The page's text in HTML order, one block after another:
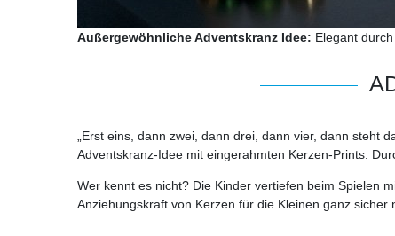
Außergewöhnliche Adventskranz Idee: Elegant
„Erst eins, dann zwei, dann drei, dann vier, dann steht
Adventskranz-Idee mit eingerahmten Kerzen-Prints.
Wer kennt es nicht? Die Kinder vertiefen beim Spielen
Anziehungskraft von Kerzen für die Kleinen ganz sicher